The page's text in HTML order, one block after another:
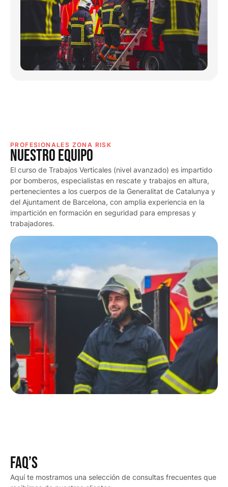
PROFESIONALES ZONA RISK
NUESTRO EQUiPO
El curso de Trabajos Verticales (nivel avanzado) es impartido
por bomberos, especialistas en rescate y trabajos en altura,
pertenecientes a los cuerpos de la Generalitat de Catalunya y
del Ajuntament de Barcelona, con amplia experiencia en la
impartición en formación en seguridad para empresas y
trabajadores.
FAQ’s
Aquí te mostramos una selección de consultas frecuentes que